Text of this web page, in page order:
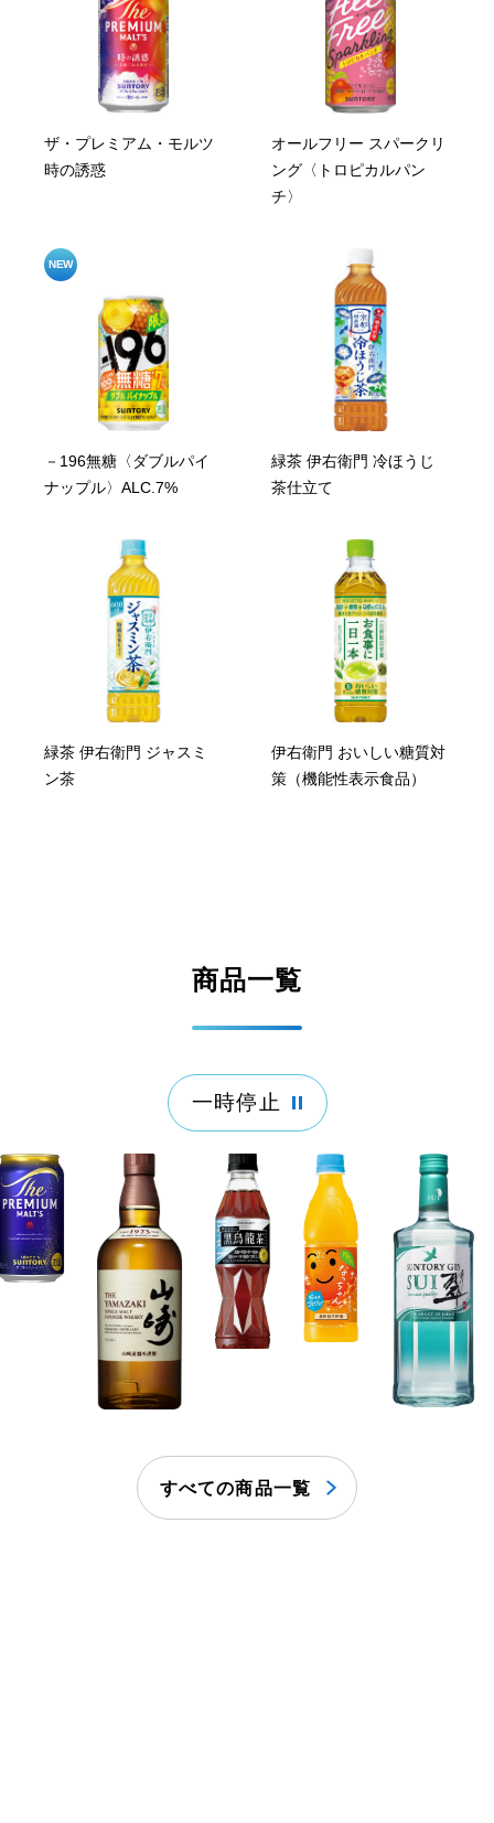
ザ・プレミアム・モルツ
時の誘惑
オールフリー スパークリ
ング〈トロピカルパン
チ〉
－196無糖〈ダブルパイ
ナップル〉ALC.7%
緑茶 伊右衛門 冷ほうじ
茶仕立て
緑茶 伊右衛門 ジャスミ
ン茶
伊右衛門 おいしい糖質対
策（機能性表示食品）
商品一覧
一時停止
すべての商品一覧